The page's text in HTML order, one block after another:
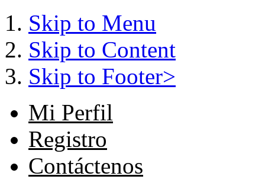
Skip to Menu
Skip to Content
Skip to Footer>
Mi Perfil
Registro
Contáctenos